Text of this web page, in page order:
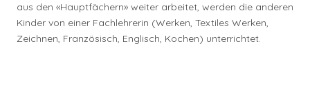
aus den «Hauptfächern» weiter arbeitet, werden die anderen
Kinder von einer Fachlehrerin (Werken, Textiles Werken,
Zeichnen, Französisch, Englisch, Kochen) unterrichtet.